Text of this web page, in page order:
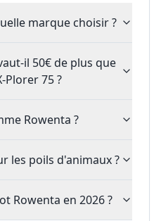
marque choisir ?
il 50€ de plus que
Plorer 75 ?
Rowenta ?
les poils d'animaux ?
Rowenta en 2026 ?